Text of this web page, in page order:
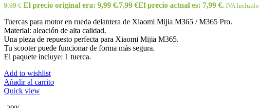
9,99€ El precio original era: 9,99 €.7,99 €El precio actual es: 7,99 €. IVA Incluido
Tuercas para motor en rueda delantera de Xiaomi Mijia M365 / M365 Pro.
Material: aleación de alta calidad.
Una pieza de repuesto perfecta para Xiaomi Mijia M365.
Tu scooter puede funcionar de forma más segura.
El paquete incluye: 1 tuerca.
Add to wishlist
Añadir al carrito
Quick view